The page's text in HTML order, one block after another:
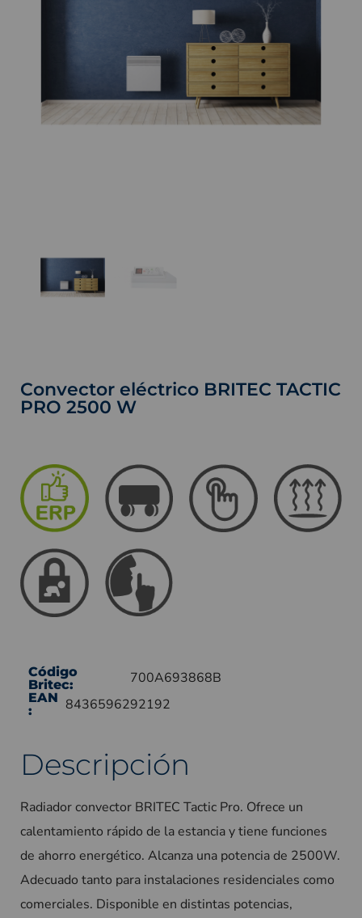
Convector eléctrico BRITEC TACTIC
PRO 2500 W
Código
Britec:
700A693868B
EAN
:
8436596292192
Descripción
Radiador convector BRITEC Tactic Pro. Ofrece un
calentamiento rápido de la estancia y tiene funciones
de ahorro energético. Alcanza una potencia de 2500W.
Adecuado tanto para instalaciones residenciales como
comerciales. Disponible en distintas potencias,